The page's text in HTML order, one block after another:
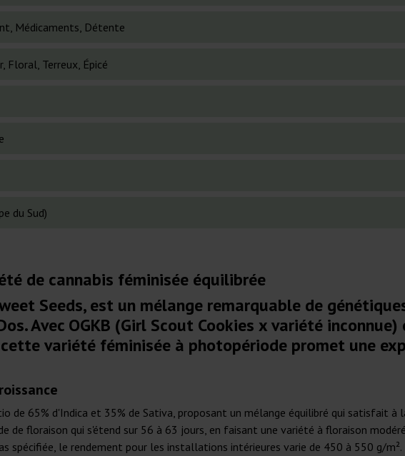
Médicaments, Détente
Floral, Terreux, Épicé
du Sud)
de cannabis féminisée équilibrée
Seeds, est un mélange remarquable de
Avec OGKB (Girl Scout Cookies x variété
variété féminisée à photopériode promet une
de 65% d'Indica et 35% de Sativa, proposant un mélange équilibré qui satisfait à
de floraison qui s'étend sur 56 à 63 jours, en faisant une variété à floraison
spécifiée, le rendement pour les installations intérieures varie de 450 à 550 g/m².